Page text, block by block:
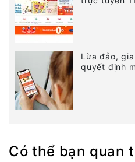
Lừa đảo,
quyết định
Có thể bạn quan